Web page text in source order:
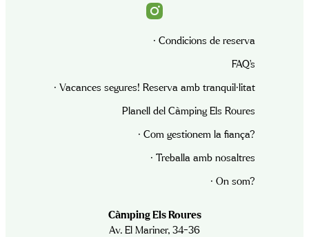
Càmping Els Roures
Av. El Mariner, 34-36
· Condicions de reserva
FAQ’s
· Vacances segures! Reserva amb tranquil·litat
Planell del Càmping Els Roures
· Com gestionem la fiança?
· Treballa amb nosaltres
· On som?